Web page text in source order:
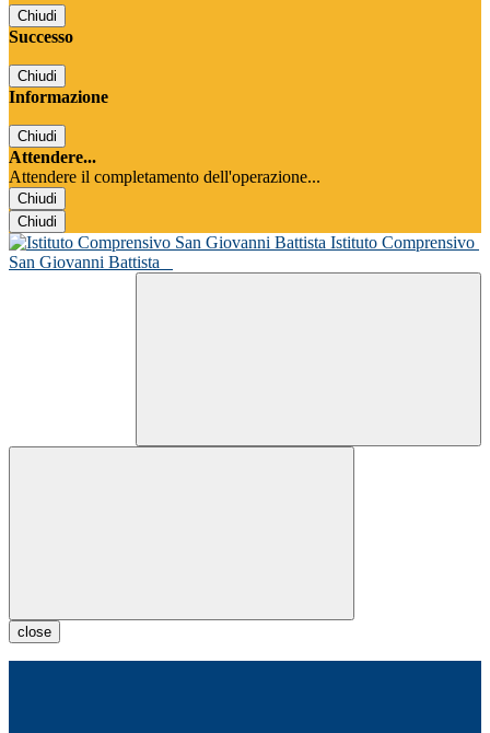
Chiudi
Successo
Chiudi
Informazione
Chiudi
Attendere...
Attendere il completamento dell'operazione...
Chiudi
Chiudi
Istituto Comprensivo
San Giovanni Battista
close